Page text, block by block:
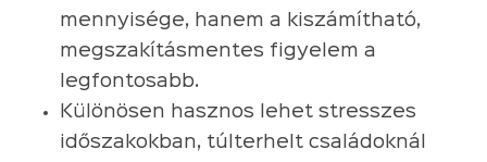
mennyisége, hanem a kiszámítható,
megszakításmentes figyelem a
legfontosabb.
Különösen hasznos lehet stresszes
időszakokban, túlterhelt családoknál